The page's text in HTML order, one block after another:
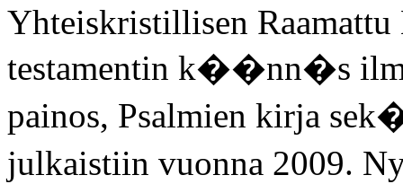
Yhteiskristillisen
testamentin k��nn�s
painos, Psalmien kirja
julkaistiin vuonna 2009.